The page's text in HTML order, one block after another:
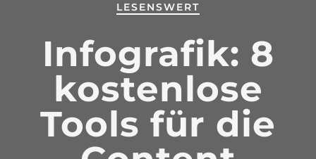
LESENSWERT
Infografik: 8
kostenlose
Tools für die